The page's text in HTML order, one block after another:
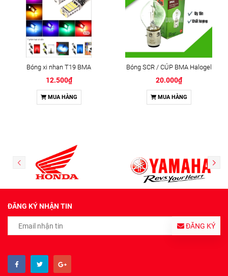
Bóng xi nhan T19 BMA
12.500₫
MUA HÀNG
Bóng SCR / CÚP BMA Halogel
20.000₫
MUA HÀNG
ĐĂNG KÝ NHẬN TIN
ĐĂNG KÝ